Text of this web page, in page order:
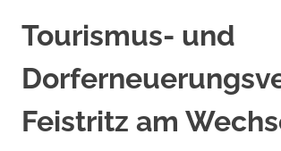
Tourismus- und
Feistritz am